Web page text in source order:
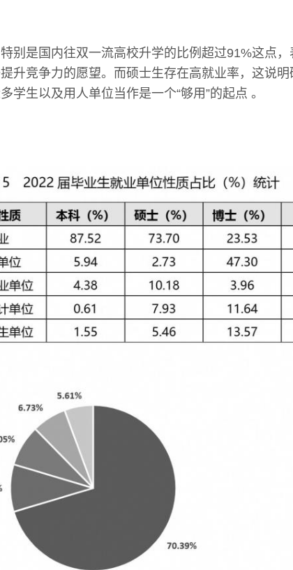
别是国内往双一流高校升学的比例超过91%这点
升竞争力的愿望。而硕士生存在高就业率，这说明
学生以及用人单位当作是一个“够用”的起点 。